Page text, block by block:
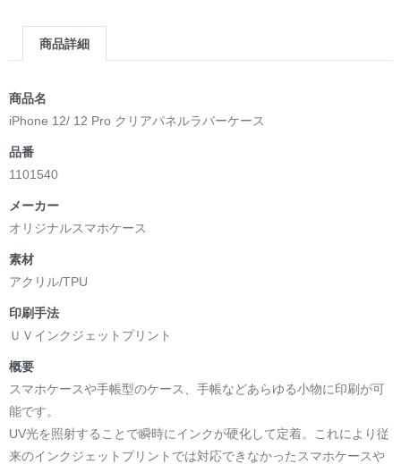
商品詳細
商品名
iPhone 12/ 12 Pro クリアパネルラバーケース
品番
1101540
メーカー
オリジナルスマホケース
素材
アクリル/TPU
印刷手法
ＵＶインクジェットプリント
概要
スマホケースや手帳型のケース、手帳などあらゆる小物に印刷が可
能です。
UV光を照射することで瞬時にインクが硬化して定着。これにより従
来のインクジェットプリントでは対応できなかったスマホケースや